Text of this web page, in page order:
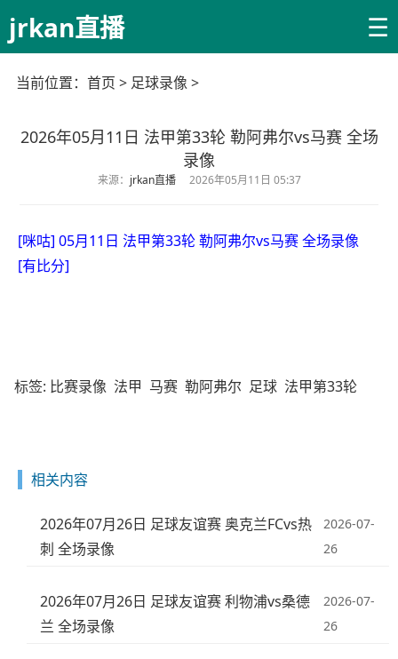
jrkan直播 ☰
当前位置： 首页 > 足球录像 >
2026年05月11日 法甲第33轮 勒阿弗尔vs马赛 全场
录像
来源： jrkan直播 2026年05月11日 05:37
[咪咕] 05月11日 法甲第33轮 勒阿弗尔vs马赛 全场录像
[有比分]
标签: 比赛录像 法甲 马赛 勒阿弗尔 足球 法甲第33轮
相关内容
2026年07月26日 足球友谊赛 奥克兰FCvs热
刺 全场录像
2026-07-
26
2026年07月26日 足球友谊赛 利物浦vs桑德
兰 全场录像
2026-07-
26